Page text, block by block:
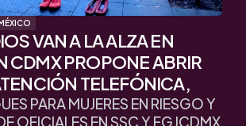
VAN A LA ALZA EN
CDMX PROPONE ABRIR
TELEFÓNICA,
PARA MUJERES EN RIESGO Y
OFICIALES EN SSC Y FGJCDMX